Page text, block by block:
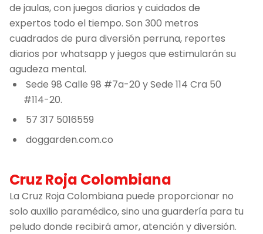
de jaulas, con juegos diarios y cuidados de
expertos todo el tiempo. Son 300 metros
cuadrados de pura diversión perruna, reportes
diarios por whatsapp y juegos que estimularán su
agudeza mental.
Sede 98 Calle 98 #7a-20 y Sede 114 Cra 50
#114-20.
57 317 5016559
doggarden.com.co
Cruz Roja Colombiana
La Cruz Roja Colombiana puede proporcionar no
solo auxilio paramédico, sino una guardería para tu
peludo donde recibirá amor, atención y diversión.